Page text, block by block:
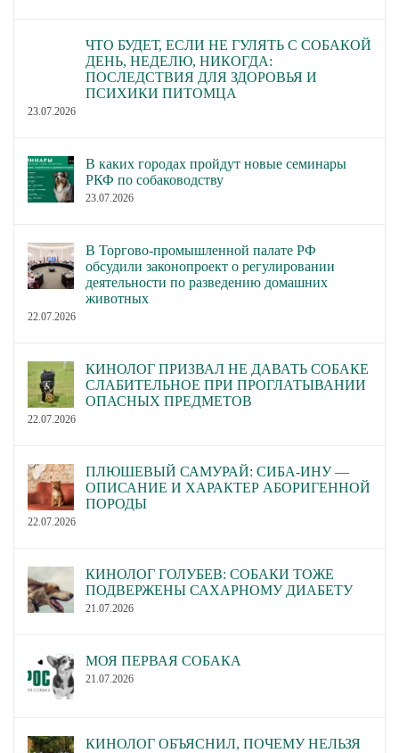
ЧТО БУДЕТ, ЕСЛИ НЕ ГУЛЯТЬ С СОБАКОЙ
ДЕНЬ, НЕДЕЛЮ, НИКОГДА:
ПОСЛЕДСТВИЯ ДЛЯ ЗДОРОВЬЯ И
ПСИХИКИ ПИТОМЦА
23.07.2026
В каких городах пройдут новые семинары
РКФ по собаководству
23.07.2026
В Торгово-промышленной палате РФ
обсудили законопроект о регулировании
деятельности по разведению домашних
животных
22.07.2026
КИНОЛОГ ПРИЗВАЛ НЕ ДАВАТЬ СОБАКЕ
СЛАБИТЕЛЬНОЕ ПРИ ПРОГЛАТЫВАНИИ
ОПАСНЫХ ПРЕДМЕТОВ
22.07.2026
ПЛЮШЕВЫЙ САМУРАЙ: СИБА-ИНУ —
ОПИСАНИЕ И ХАРАКТЕР АБОРИГЕННОЙ
ПОРОДЫ
22.07.2026
КИНОЛОГ ГОЛУБЕВ: СОБАКИ ТОЖЕ
ПОДВЕРЖЕНЫ САХАРНОМУ ДИАБЕТУ
21.07.2026
МОЯ ПЕРВАЯ СОБАКА
21.07.2026
КИНОЛОГ ОБЪЯСНИЛ, ПОЧЕМУ НЕЛЬЗЯ